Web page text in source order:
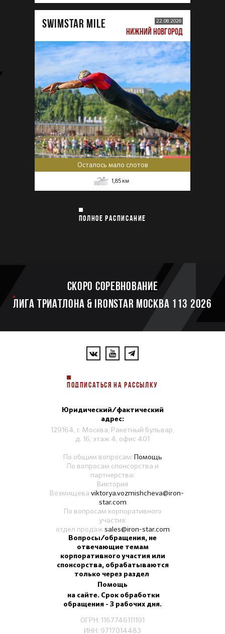
SWIMSTAR MILE 22.08.2026
НИЖНИЙ НОВГОРОД
Осталось мало слотов
1,85 км
ПОЛНОЕ РАСПИСАНИЕ
Скоро соревнование
ЛИГА ТРИАТЛОНА & IRONSTAR МОСКВА 113 2026
ПОДПИСАТЬСЯ НА РАССЫЛКУ
Юридический/фактический
адрес:
129164, г. Москва, Ракетный бульвар,
д. 16, этаж 4, офис 401
По общим вопросам: Помощь
По вопросам спонсорства и
партнерства:
Виктория
Возмищева viktorya.vozmishcheva@iron-
star.com
По вопросам корпоративного
участия:
отдел продаж sales@iron-star.com
Вопросы/обращения, не
отвечающие темам
корпоративного участия или
спонсорства, обрабатываются
только через раздел
Помощь
на сайте. Срок обработки
обращения - 3 рабочих дня.
ОГРН: 1167746111191
ИНН: 9717014483